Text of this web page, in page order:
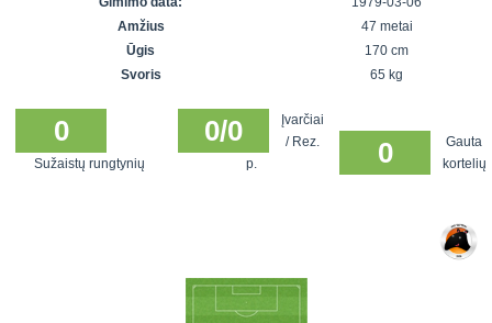
SFL rudens
Snaigės taurė
čempionatas
Vilnius
Amžius
47 metai
Ūgis
170 cm
Svoris
65 kg
0
Sužaistų rungtynių
0/0
Įvarčiai
/ Rez.
p.
0
Gauta
kortelių